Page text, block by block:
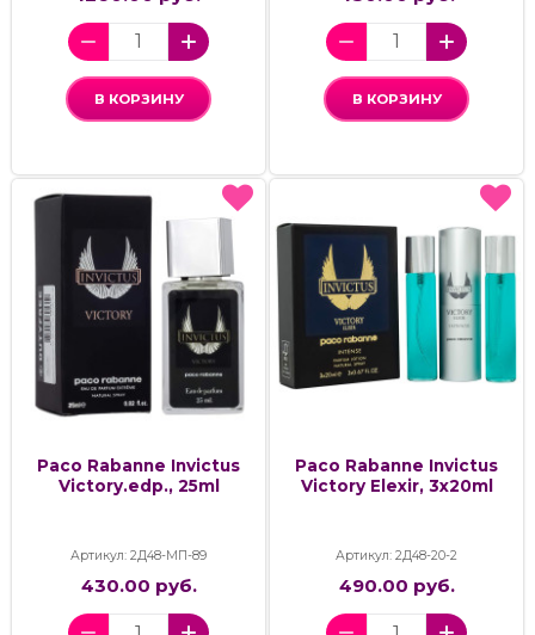
В КОРЗИНУ В КОРЗИНУ
Paco Rabanne Invictus
Victory.edp., 25ml
Артикул: 2Д48-МП-89
430.00 руб.
Paco Rabanne Invictus
Victory Elexir, 3x20ml
Артикул: 2Д48-20-2
490.00 руб.